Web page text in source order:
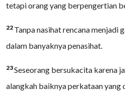
tetapi orang yang berpengertian
22 Tanpa nasihat rencana menjadi
dalam banyaknya penasihat.
23Seseorang bersukacita karena
alangkah baiknya perkataan yang